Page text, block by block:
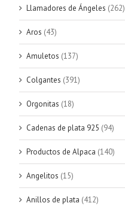
Llamadores de Ángeles (262)
Aros (43)
Amuletos (137)
Colgantes (391)
Orgonitas (18)
Cadenas de plata 925 (94)
Productos de Alpaca (140)
Angelitos (15)
Anillos de plata (412)